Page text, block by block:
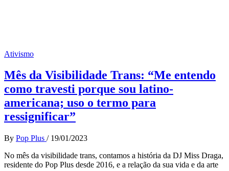
Ativismo
Mês da Visibilidade Trans: “Me entendo
como travesti porque sou latino-
americana; uso o termo para
ressignificar”
By Pop Plus / 19/01/2023
No mês da visibilidade trans, contamos a história da DJ Miss Draga,
residente do Pop Plus desde 2016, e a relação da sua vida e da arte